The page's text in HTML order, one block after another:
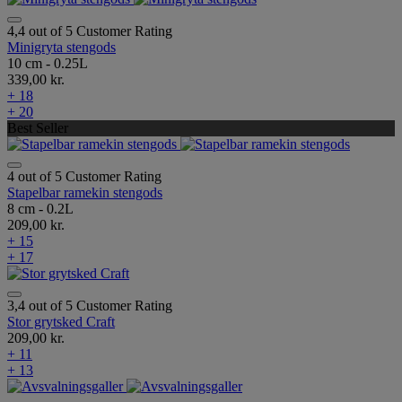
4,4 out of 5 Customer Rating
Minigryta stengods
10 cm - 0.25L
339,00 kr.
+ 18
+ 20
Best Seller
4 out of 5 Customer Rating
Stapelbar ramekin stengods
8 cm - 0.2L
209,00 kr.
+ 15
+ 17
3,4 out of 5 Customer Rating
Stor grytsked Craft
209,00 kr.
+ 11
+ 13